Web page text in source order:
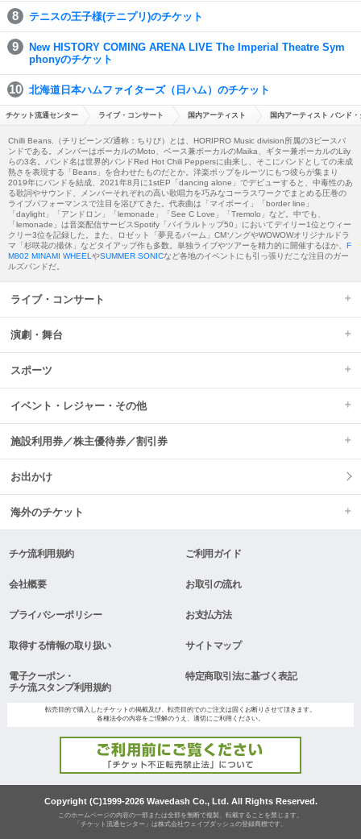
テニスの王子様(テニプリ)のチケット
New HISTORY COMING ARENA LIVE The Imperial Theatre Sym
phonyのチケット
北海道日本ハムファイターズ（日ハム）のチケット
チケット流通センター ライブ・コンサート 国内アーティスト 国内アーティスト バンド
Chilli Beans.（チリビーンズ/通称：ちりび）とは、HORIPRO Music division所属の3ピースバ
ンドである。メンバーはボーカルのMoto、ベース兼ボーカルのMaika、ギター兼ボーカルのLily
らの3名。バンド名は世界的バンドRed Hot Chili Peppersに由来し、そこにバンドとしての未成
熟さを表現する「Beans」を合わせたものだとか。洋楽ポップをルーツにもつ彼らが集まり
2019年にバンドを結成、2021年8月に1stEP「dancing alone」でデビューすると、中毒性のあ
る歌詞やサウンド、メンバーそれぞれの高い歌唱力を巧みなコーラスワークでまとめる圧巻の
ライブパフォーマンスで注目を浴びてきた。代表曲は「マイボーイ」「border line」
「daylight」「アンドロン」「lemonade」「See C Love」「Tremolo」など。中でも、
「lemonade」は音楽配信サービスSpotify「バイラルトップ50」においてデイリー1位とウィー
クリー3位を記録した。また、ロゼット「夢見るバーム」CMソングやWOWOWオリジナルドラ
マ「杉咲花の撮休」などタイアップ作も多数。単独ライブやツアーを精力的に開催するほか、 F
M802 MINAMI WHEEL やSUMMER SONICなど各地のイベントにも引っ張りだこな注目のガー
ルズバンドだ。
ライブ・コンサート
演劇・舞台
スポーツ
イベント・レジャー・その他
施設利用券／株主優待券／割引券
お出かけ
海外のチケット
チケ流利用規約 ご利用ガイド
会社概要 お取引の流れ
プライバシーポリシー お支払方法
取得する情報の取り扱い サイトマップ
電子クーポン・
チケ流スタンプ利用規約
特定商取引法に基づく表記
転売目的で購入したチケットの掲載及び、転売目的でのご注文は固くお断りさせて頂きます。
各種法令の内容をご理解のうえ、適切にご利用ください。
Copyright (C)1999-2026 Wavedash Co., Ltd. All Rights Reserved.
このホームページの内容の一部または全部を無断で複製、転載することを禁じます。
「チケット流通センター」は株式会社ウェイブダッシュの登録商標です。